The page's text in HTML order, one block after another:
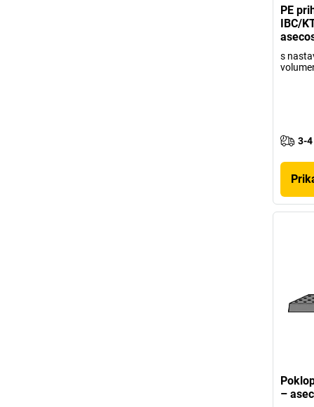
PE
IBC/
s
3-
–